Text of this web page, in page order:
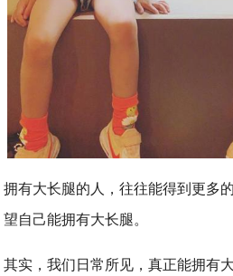
拥有大长腿的人，往往能得到更多
望自己能拥有大长腿。
其实，我们日常所见，真正能拥有